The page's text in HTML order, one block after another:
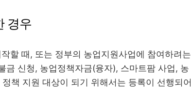
경우
할 때, 또는 정부의 농업지원사업에 참여하려는
금 신청, 농업정책자금(융자), 스마트팜 사업, 농
책 지원 대상이 되기 위해서는 등록이 선행되어